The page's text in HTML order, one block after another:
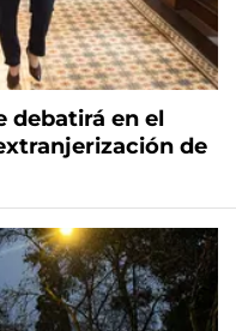
debatirá en el
de